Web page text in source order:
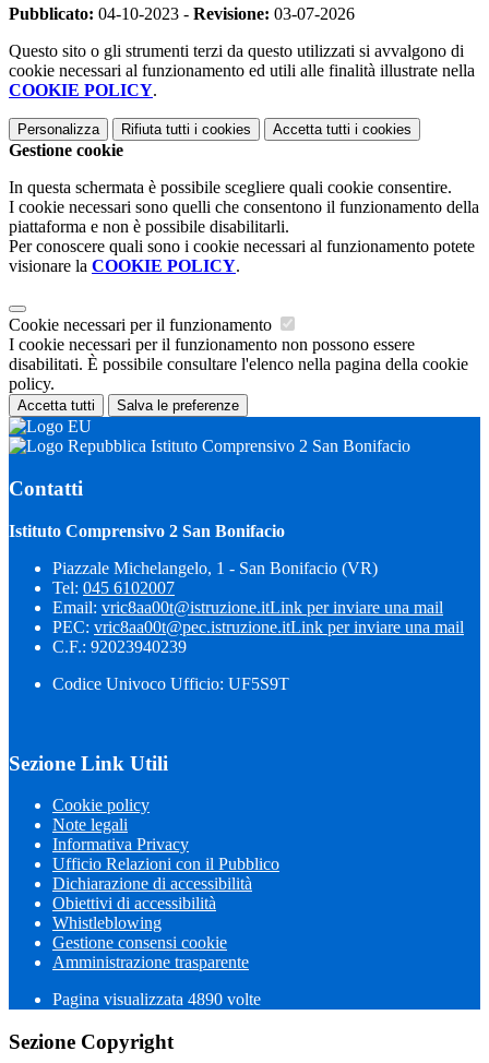
Pubblicato: 04-10-2023 - Revisione: 03-07-2026
Questo sito o gli strumenti terzi da questo utilizzati si avvalgono di
cookie necessari al funzionamento ed utili alle finalità illustrate nella
COOKIE POLICY.
Personalizza Rifiuta tutti i cookies Accetta tutti i cookies
Gestione cookie
In questa schermata è possibile scegliere quali cookie consentire.
I cookie necessari sono quelli che consentono il funzionamento della
piattaforma e non è possibile disabilitarli.
Per conoscere quali sono i cookie necessari al funzionamento potete
visionare la COOKIE POLICY.
Cookie necessari per il funzionamento
I cookie necessari per il funzionamento non possono essere
disabilitati. È possibile consultare l'elenco nella pagina della cookie
policy.
Accetta tutti Salva le preferenze
Istituto Comprensivo 2 San Bonifacio
Contatti
Istituto Comprensivo 2 San Bonifacio
Piazzale Michelangelo, 1 - San Bonifacio (VR)
Tel: 045 6102007
Email: vric8aa00t@istruzione.itLink per inviare una mail
PEC: vric8aa00t@pec.istruzione.itLink per inviare una mail
C.F.: 92023940239
Codice Univoco Ufficio: UF5S9T
Sezione Link Utili
Cookie policy
Note legali
Informativa Privacy
Ufficio Relazioni con il Pubblico
Dichiarazione di accessibilità
Obiettivi di accessibilità
Whistleblowing
Gestione consensi cookie
Amministrazione trasparente
Pagina visualizzata 4890 volte
Sezione Copyright